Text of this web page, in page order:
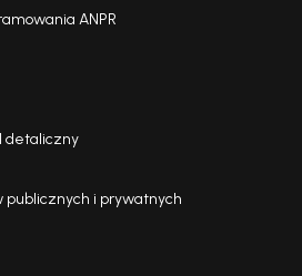
ANPR
detaliczny
i prywatnych